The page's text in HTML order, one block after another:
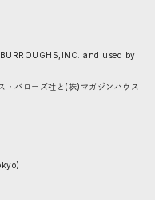
and used by
・バローズ社と(株)マガジンハウス